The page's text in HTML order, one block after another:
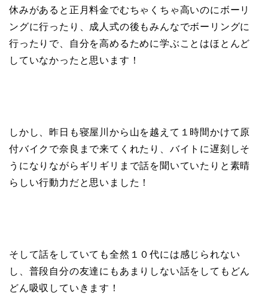
休みがあると正月料金でむちゃくちゃ高いのにボーリ
ングに行ったり、成人式の後もみんなでボーリングに
行ったりで、自分を高めるために学ぶことはほとんど
していなかったと思います！
しかし、昨日も寝屋川から山を越えて１時間かけて原
付バイクで奈良まで来てくれたり、バイトに遅刻しそ
うになりながらギリギリまで話を聞いていたりと素晴
らしい行動力だと思いました！
そして話をしていても全然１０代には感じられない
し、普段自分の友達にもあまりしない話をしてもどん
どん吸収していきます！